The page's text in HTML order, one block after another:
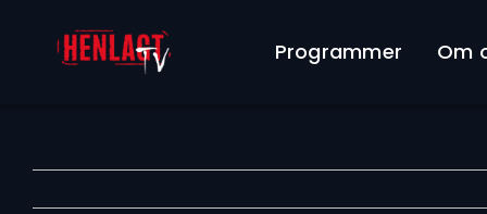
content
Programmer Om